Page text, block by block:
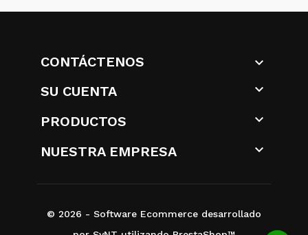
CONTÁCTENOS

SU CUENTA

PRODUCTOS

NUESTRA EMPRESA

© 2026 - Software Ecommerce desarrollado